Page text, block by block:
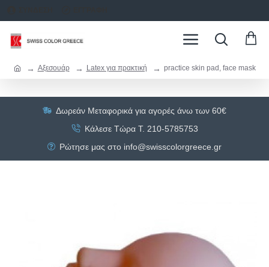
Αξεσουάρ Latex για πρακτική practice skin pad, face mask
Δωρεάν Μεταφορικά για αγορές άνω των 60€
Κάλεσε Τώρα Τ. 210-5785753
Ρώτησε μας στο info@swisscolorgreece.gr